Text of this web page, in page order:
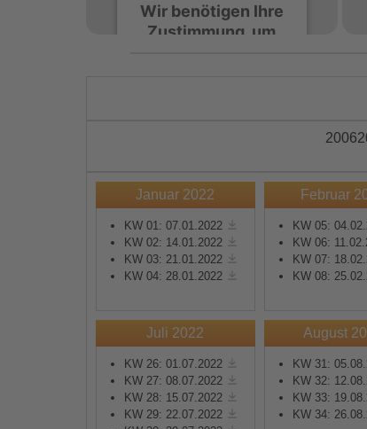
Wir benötigen Ihre
Zustimmung, um
Aktivitäten sammeln.
Bitte lesen Sie die Details
durch und stimmen Sie
der Nutzung des Service
zu, um diese Inhalte
anzuzeigen.
Mehr Informationen
Akzeptieren
powered byUsercentrics
Consent Management
2006
Januar 2022
KW 01: 07.01.2022
KW 02: 14.01.2022
KW 03: 21.01.2022
KW 04: 28.01.2022
Februar
KW 05:
KW 06:
KW 07:
KW 08:
Juli 2022
KW 26: 01.07.2022
KW 27: 08.07.2022
KW 28: 15.07.2022
KW 29: 22.07.2022
August
KW 31:
KW 32:
KW 33:
KW 34: